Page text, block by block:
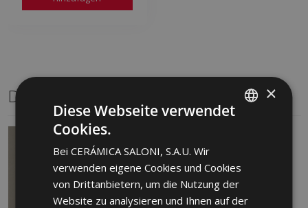
Dasselbe Format
GERMAN
×
Diese Webseite verwendet
Cookies.
Bei CERÁMICA SALONI, S.A.U. Wir
verwenden eigene Cookies und Cookies
von Drittanbietern, um die Nutzung der
Website zu analysieren und Ihnen auf der